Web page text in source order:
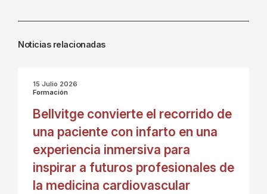
Noticias relacionadas
15 Julio 2026
Formación
Bellvitge convierte el recorrido de
una paciente con infarto en una
experiencia inmersiva para
inspirar a futuros profesionales de
la medicina cardiovascular